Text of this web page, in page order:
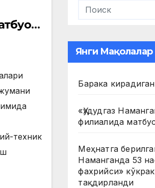
техник
Янги Мақолалар
Барака
«Ҳудудгаз
филиалида
Меҳнатга
Наманганда 53
фахрийси»
тақдирланди